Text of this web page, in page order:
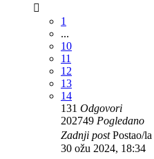
1
...
10
11
12
13
14
131 Odgovori
202749 Pogledano
Zadnji postPostao/la
30 ožu 2024, 18:34